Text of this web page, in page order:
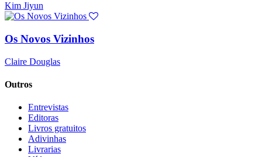
Kim Jiyun
Os Novos Vizinhos
Claire Douglas
Outros
Entrevistas
Editoras
Livros gratuitos
Adivinhas
Livrarias